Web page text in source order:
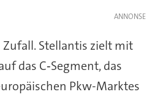
Zufall. Stellantis zielt mit
das C‑Segment, das
Pkw-Marktes